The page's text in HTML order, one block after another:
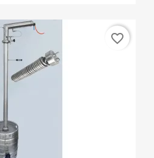
favorite_border